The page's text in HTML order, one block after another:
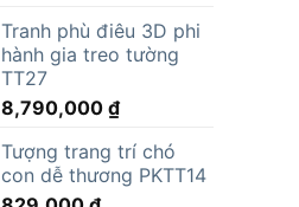
Tranh phù điêu 3D phi
hành gia treo tường
TT27
8,790,000 ₫
Tượng trang trí chó
con dễ thương PKTT14